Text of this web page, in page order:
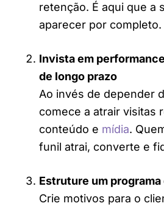
retenção. É aqui que a
aparecer por completo.
Invista em
de longo prazo
Ao invés de depender
comece a atrair visitas
conteúdo e mídia.
funil atrai, converte e
Estruture um
Crie motivos para o